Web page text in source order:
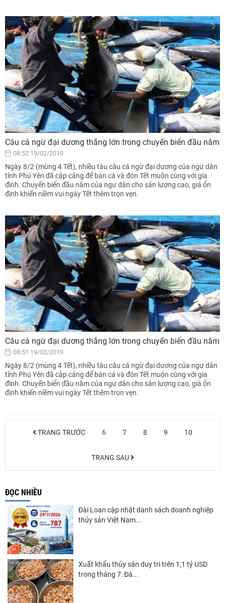
Câu cá ngừ đại dương thắng lớn trong chuyến biển đầu năm
08:52 19/02/2019
Ngày 8/2 (mùng 4 Tết), nhiều tàu câu cá ngừ đại dương của ngư dân
tỉnh Phú Yên đã cập cảng để bán cá và đón Tết muộn cùng với gia
đình. Chuyến biển đầu năm của ngư dân cho sản lượng cao, giá ổn
định khiến niềm vui ngày Tết thêm trọn vẹn.
Câu cá ngừ đại dương thắng lớn trong chuyến biển đầu năm
08:51 19/02/2019
Ngày 8/2 (mùng 4 Tết), nhiều tàu câu cá ngừ đại dương của ngư dân
tỉnh Phú Yên đã cập cảng để bán cá và đón Tết muộn cùng với gia
đình. Chuyến biển đầu năm của ngư dân cho sản lượng cao, giá ổn
định khiến niềm vui ngày Tết thêm trọn vẹn.
TRANG TRƯỚC 6 7 8 9 10
TRANG SAU
ĐỌC NHIỀU
Đài Loan cập nhật danh sách doanh nghiệp
thủy sản Việt Nam...
Xuất khẩu thủy sản duy trì trên 1,1 tỷ USD
trong tháng 7: Đà...